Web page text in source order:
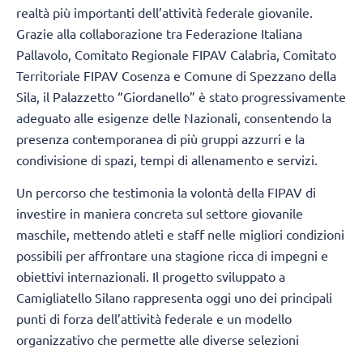
realtà più importanti dell’attività federale giovanile.
Grazie alla collaborazione tra Federazione Italiana
Pallavolo, Comitato Regionale FIPAV Calabria, Comitato
Territoriale FIPAV Cosenza e Comune di Spezzano della
Sila, il Palazzetto “Giordanello” è stato progressivamente
adeguato alle esigenze delle Nazionali, consentendo la
presenza contemporanea di più gruppi azzurri e la
condivisione di spazi, tempi di allenamento e servizi.
Un percorso che testimonia la volontà della FIPAV di
investire in maniera concreta sul settore giovanile
maschile, mettendo atleti e staff nelle migliori condizioni
possibili per affrontare una stagione ricca di impegni e
obiettivi internazionali. Il progetto sviluppato a
Camigliatello Silano rappresenta oggi uno dei principali
punti di forza dell’attività federale e un modello
organizzativo che permette alle diverse selezioni